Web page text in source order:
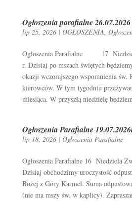
Ogłoszenia parafialne
lip 25, 2026| OGŁOSZENIA,
Ogłoszenia Parafialne 17
r. Dzisiaj po mszach świętych
okazji wczorajszego wspomnienia św.
kierowców. W tym tygodniu
miesiąca. W przyszłą niedzielę
Ogłoszenia Parafialne
lip 18, 2026| Ogłoszenia Parafialne
Ogłoszenia Parafialne 16 Niedziela
Dzisiaj obchodzimy uroczystość
Bożej z Góry Karmel. Suma
(nie ma mszy św. w kaplicy).